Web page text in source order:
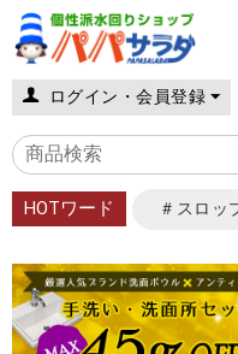
ログイン・会員登録
HOTワード ＃スロッ